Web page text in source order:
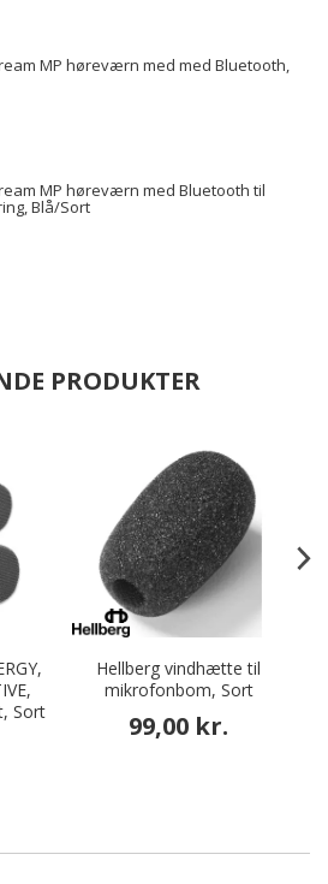
MP høreværn med med Bluetooth,
MP høreværn med Bluetooth til
Blå/Sort
PRODUKTER
Sort
Hellberg vindhætte til
mikrofonbom, Sort
99,00 kr.